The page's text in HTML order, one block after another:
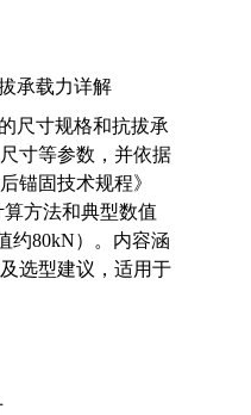
承载力详解
尺寸规格和抗拔承
寸等参数，并依据
锚固技术规程》
算方法和典型数值
约80kN）。内容涵
选型建议，适用于